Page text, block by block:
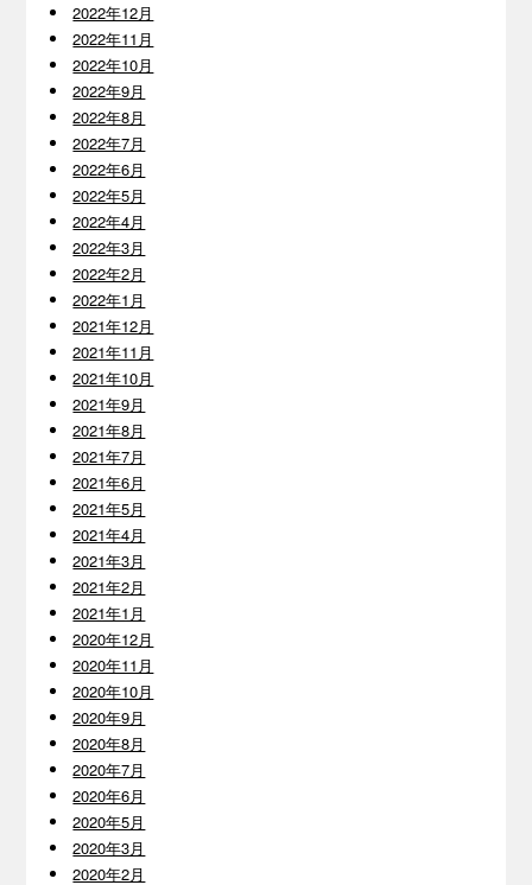
2022年12月
2022年11月
2022年10月
2022年9月
2022年8月
2022年7月
2022年6月
2022年5月
2022年4月
2022年3月
2022年2月
2022年1月
2021年12月
2021年11月
2021年10月
2021年9月
2021年8月
2021年7月
2021年6月
2021年5月
2021年4月
2021年3月
2021年2月
2021年1月
2020年12月
2020年11月
2020年10月
2020年9月
2020年8月
2020年7月
2020年6月
2020年5月
2020年3月
2020年2月